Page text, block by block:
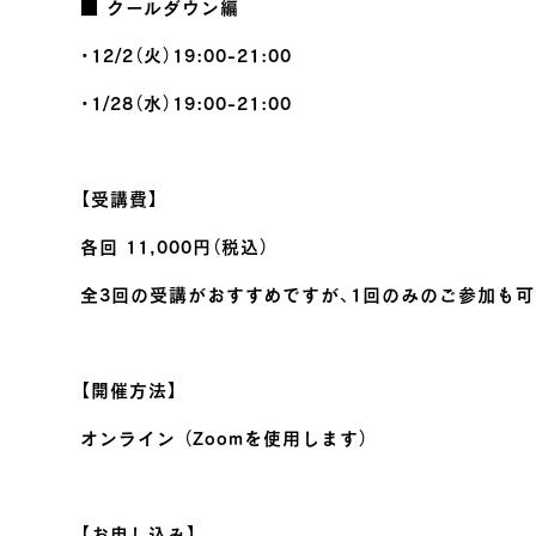
■ クールダウン編
・12/2（火）19:00-21:00
・1/28（水）19:00-21:00
【受講費】
各回 11,000円（税込）
全3回の受講がおすすめですが、1回のみのご参加も
【開催方法】
オンライン （Zoomを使用します）